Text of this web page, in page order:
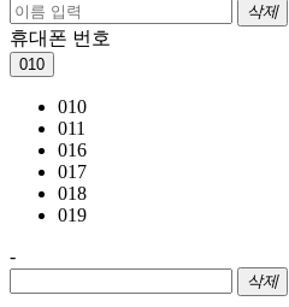
삭제
휴대폰 번호
010
010
011
016
017
018
019
-
삭제